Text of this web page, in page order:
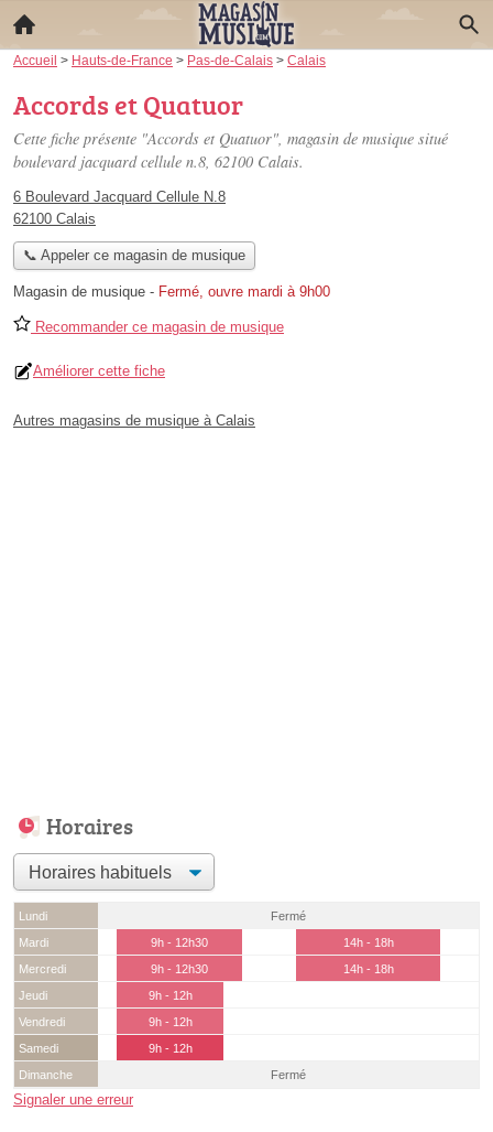
Accueil > Hauts-de-France > Pas-de-Calais > Calais
Accords et Quatuor
Cette fiche présente "Accords et Quatuor", magasin de musique situé
boulevard jacquard cellule n.8, 62100 Calais.
6 Boulevard Jacquard Cellule N.8
62100 Calais
📞 Appeler ce magasin de musique
Magasin de musique - Fermé, ouvre mardi à 9h00
Recommander ce magasin de musique
Améliorer cette fiche
Autres magasins de musique à Calais
Horaires
Lundi
Fermé
Mardi
9h - 12h30
14h - 18h
Mercredi
9h - 12h30
14h - 18h
Jeudi
9h - 12h
Vendredi
9h - 12h
Samedi
9h - 12h
Dimanche
Fermé
Signaler une erreur